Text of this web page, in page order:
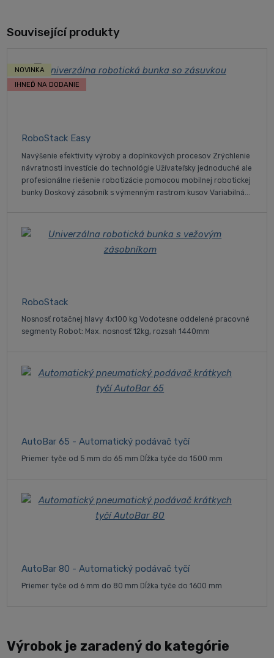
Související produkty
RoboStack Easy
Navýšenie efektivity výroby a doplnkových procesov Zrýchlenie
návratnosti investície do technológie Užívateľsky jednoduché ale
profesionálne riešenie robotizácie pomocou mobilnej robotickej
bunky Doskový zásobník s výmenným rastrom kusov Variabilná...
NOVINKA
IHNEĎ NA DODANIE
RoboStack
Nosnosť rotačnej hlavy 4x100 kg Vodotesne oddelené pracovné
segmenty Robot: Max. nosnosť 12kg, rozsah 1440mm
AutoBar 65 - Automatický podávač tyčí
Priemer tyče od 5 mm do 65 mm Dĺžka tyče do 1500 mm
AutoBar 80 - Automatický podávač tyčí
Priemer tyče od 6 mm do 80 mm Dĺžka tyče do 1600 mm
Výrobok je zaradený do kategórie